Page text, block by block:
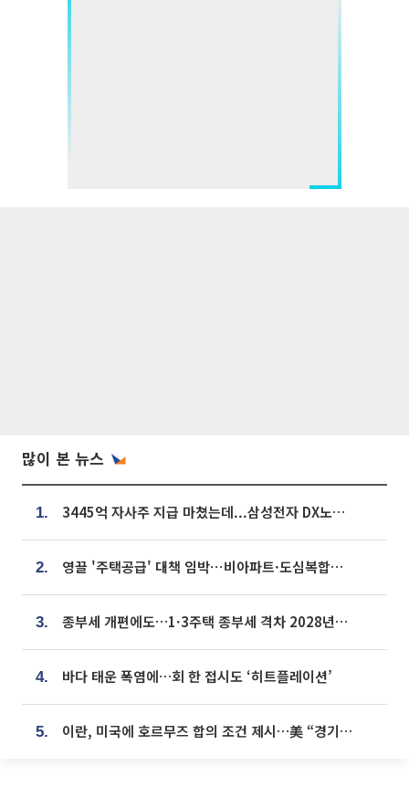
많이 본 뉴스
1. 3445억 자사주 지급 마쳤는데...삼성전자 DX노조, 뒤늦은 '떼쓰기 집회'
2. 영끌 '주택공급' 대책 임박⋯비아파트·도심복합까지 총동원
3. 종부세 개편에도…1·3주택 종부세 격차 2028년부터 확대
4. 바다 태운 폭염에…회 한 접시도 ‘히트플레이션’
5. 이란, 미국에 호르무즈 합의 조건 제시…美 “경기 아직 안 끝나” [종합]